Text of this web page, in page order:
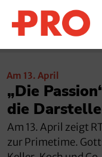
Am 13. April
„Die
die
Am 13. April zeigt
zur Primetime.